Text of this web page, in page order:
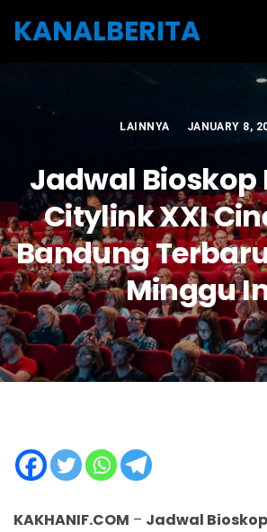
KANALBERITA
LAINNYA JANUARY 8,
Jadwal Bioskop
Citylink XXI
Bandung
Minggu
KAKHANIF.COM – Jadwal